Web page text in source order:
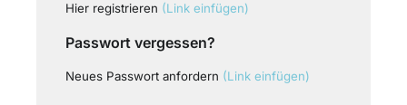
Hier registrieren (Link einfügen)
Passwort vergessen?
Neues Passwort anfordern (Link einfügen)